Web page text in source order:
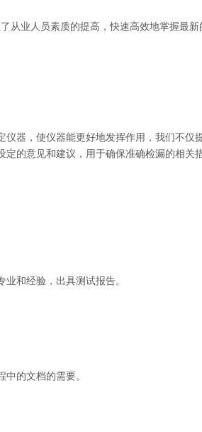
业人员素质的提高，快速高效地掌握最新
器，使仪器能更好地发挥作用，我们不仅
的意见和建议，用于确保准确检漏的相关
和经验，出具测试报告。
的文档的需要。